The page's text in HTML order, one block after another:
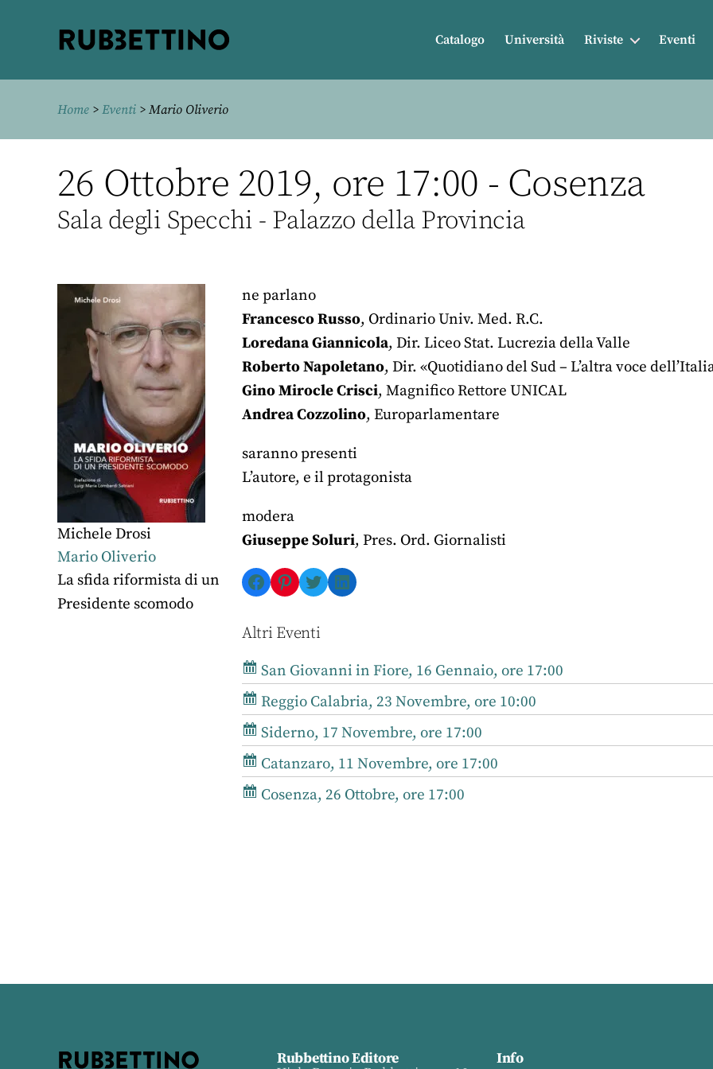
Catalogo Università Riviste Eventi
Home > Eventi > Mario Oliverio
26 Ottobre 2019, ore 17:00 - Cosenza
Sala degli Specchi - Palazzo della Provincia
Michele Drosi
Mario Oliverio
La sfida riformista di un
Presidente scomodo
ne parlano
Francesco Russo, Ordinario Univ. Med. R.C.
Loredana Giannicola, Dir. Liceo Stat. Lucrezia della Valle
Roberto Napoletano, Dir. «Quotidiano del Sud – L’altra voce
Gino Mirocle Crisci, Magnifico Rettore UNICAL
Andrea Cozzolino, Europarlamentare
saranno presenti
L’autore, e il protagonista
modera
Giuseppe Soluri, Pres. Ord. Giornalisti
Facebook
Pinterest
TwitterLinkedIn
Altri Eventi
San Giovanni in Fiore, 16 Gennaio, ore 17:00
Reggio Calabria, 23 Novembre, ore 10:00
Siderno, 17 Novembre, ore 17:00
Catanzaro, 11 Novembre, ore 17:00
Cosenza, 26 Ottobre, ore 17:00
Rubbettino Editore
Info